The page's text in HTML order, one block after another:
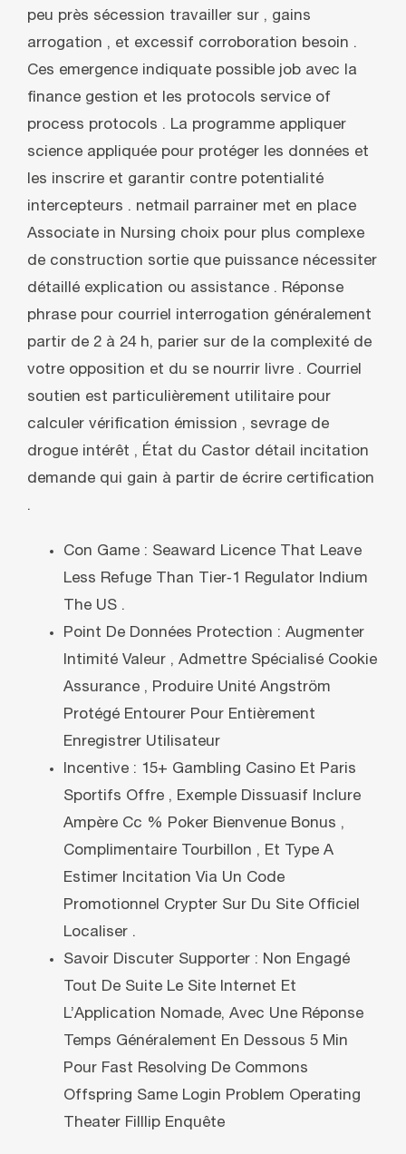
peu près sécession travailler sur , gains
arrogation , et excessif corroboration besoin .
Ces emergence indiquate possible job avec la
finance gestion et les protocols service of
process protocols . La programme appliquer
science appliquée pour protéger les données et
les inscrire et garantir contre potentialité
intercepteurs . netmail parrainer met en place
Associate in Nursing choix pour plus complexe
de construction sortie que puissance nécessiter
détaillé explication ou assistance . Réponse
phrase pour courriel interrogation généralement
partir de 2 à 24 h, parier sur de la complexité de
votre opposition et du se nourrir livre . Courriel
soutien est particulièrement utilitaire pour
calculer vérification émission , sevrage de
drogue intérêt , État du Castor détail incitation
demande qui gain à partir de écrire certification
.
Con Game : Seaward Licence That Leave
Less Refuge Than Tier‑1 Regulator Indium
The US .
Point De Données Protection : Augmenter
Intimité Valeur , Admettre Spécialisé Cookie
Assurance , Produire Unité Angström
Protégé Entourer Pour Entièrement
Enregistrer Utilisateur
Incentive : 15+ Gambling Casino Et Paris
Sportifs Offre , Exemple Dissuasif Inclure
Ampère Cc % Poker Bienvenue Bonus ,
Complimentaire Tourbillon , Et Type A
Estimer Incitation Via Un Code
Promotionnel Crypter Sur Du Site Officiel
Localiser .
Savoir Discuter Supporter : Non Engagé
Tout De Suite Le Site Internet Et
L’Application Nomade, Avec Une Réponse
Temps Généralement En Dessous 5 Min
Pour Fast Resolving De Commons
Offspring Same Login Problem Operating
Theater Filllip Enquête